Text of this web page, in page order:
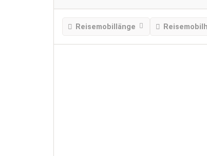
Reisemobillänge